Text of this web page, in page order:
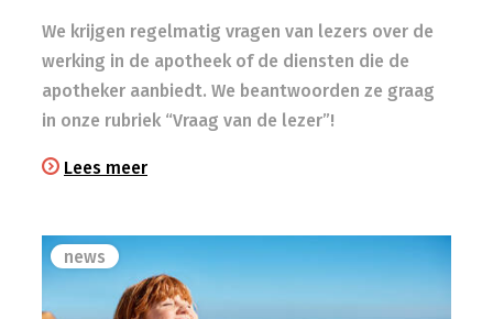
We krijgen regelmatig vragen van lezers over de
werking in de apotheek of de diensten die de
apotheker aanbiedt. We beantwoorden ze graag
in onze rubriek “Vraag van de lezer”!
Lees meer
news